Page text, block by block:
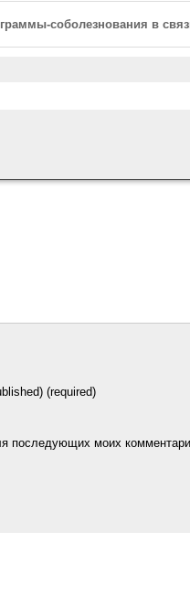
соболезнования в
(required)
последующих моих